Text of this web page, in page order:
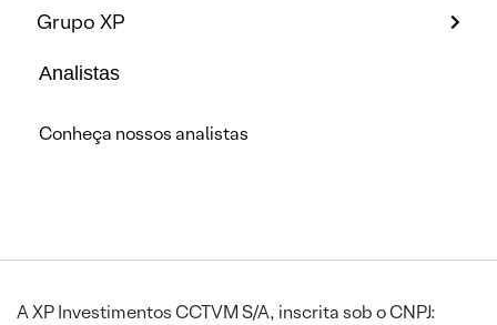
Grupo XP
Analistas
Conheça nossos analistas
A XP Investimentos CCTVM S/A, inscrita sob o CNPJ: